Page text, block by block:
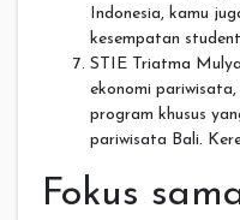
Indonesia, kamu
kesempatan
STIE Triatma
ekonomi
program khusus
pariwisata Bali.
Fokus